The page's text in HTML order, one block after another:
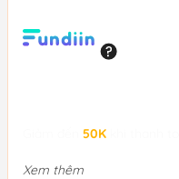
50K
Xem thêm